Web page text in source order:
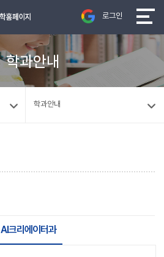
로그인
학과안내
학과안내
AI크리에이터과